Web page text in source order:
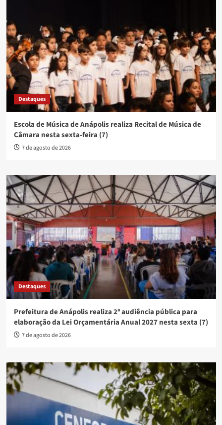
Destaques
Escola de Música de Anápolis realiza Recital de Música de
Câmara nesta sexta-feira (7)
7 de agosto de 2026
Destaques
Prefeitura de Anápolis realiza 2ª audiência pública para
elaboração da Lei Orçamentária Anual 2027 nesta sexta (7)
7 de agosto de 2026